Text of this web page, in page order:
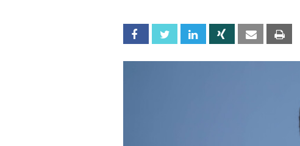
Facebook Twitter Linkedin Xing Email